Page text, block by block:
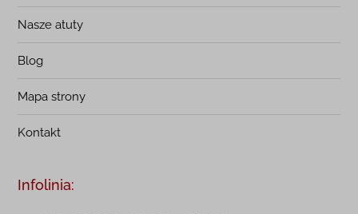
Nasze atuty
Blog
Mapa strony
Kontakt
Infolinia: